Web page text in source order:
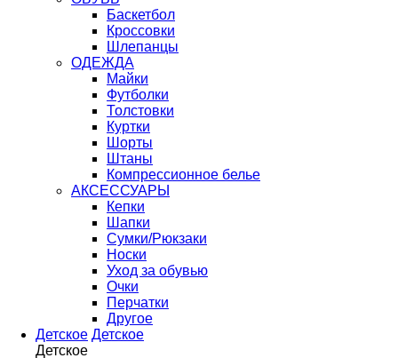
Баскетбол
Кроссовки
Шлепанцы
ОДЕЖДА
Майки
Футболки
Толстовки
Куртки
Шорты
Штаны
Компрессионное белье
АКСЕССУАРЫ
Кепки
Шапки
Сумки/Рюкзаки
Носки
Уход за обувью
Очки
Перчатки
Другое
Детское Детское
Детское